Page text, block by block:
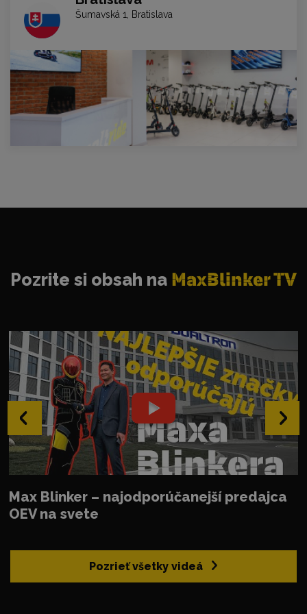
Šumavská 1, Bratislava
Pozrieť všetky videá
Pozrite si obsah na MaxBlinker TV
Max Blinker – najodporúčanejší predajca
OEV na svete
‹ ›